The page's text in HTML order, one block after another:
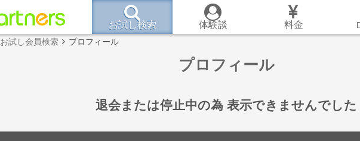
お試し検索 体験談 料金
お試し会員検索 プロフィール
プロフィール
退会または停止中の為 表示できませんでした